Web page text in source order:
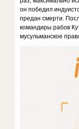
он победил
предан смерти.
командиры рабов
мусульманское